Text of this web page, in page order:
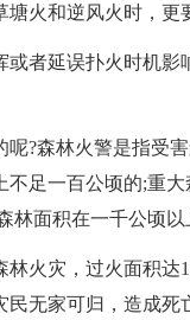
火和逆风火时，更
或者延误扑火时机
?森林火警是指受
足一百公顷的;重
林面积在一千公顷以
林火灾，过火面积
民无家可归，造成死